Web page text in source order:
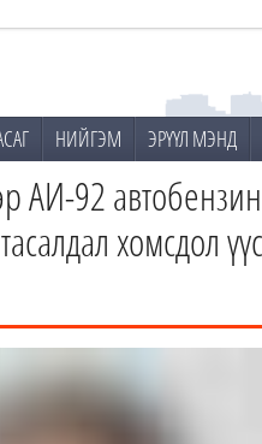
НИЙГЭМ ЭРҮҮЛ МЭНД
АИ-92
хомсдол